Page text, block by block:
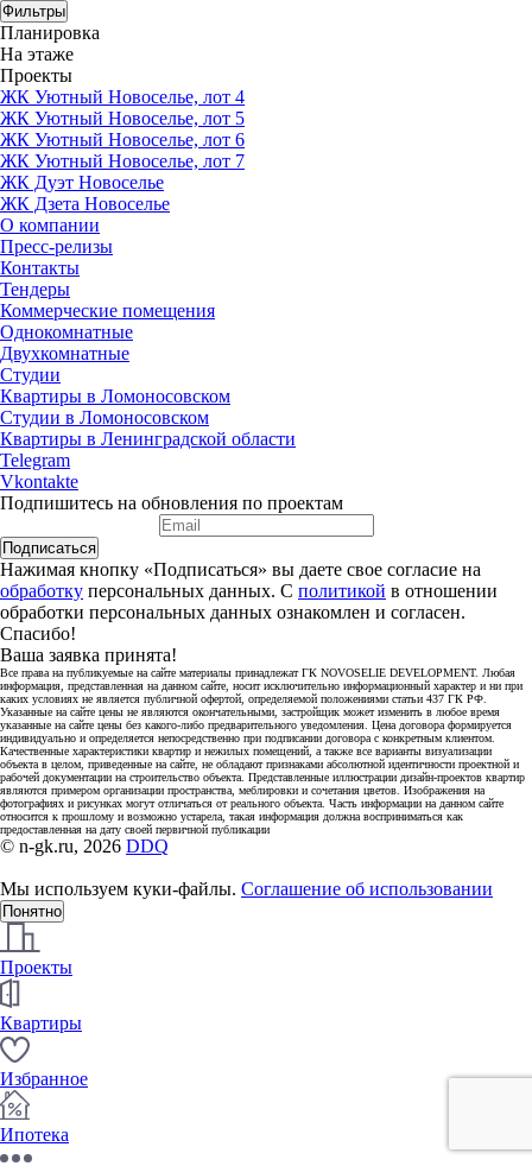
Фильтры
Планировка
На этаже
Проекты
ЖК Уютный Новоселье, лот 4
ЖК Уютный Новоселье, лот 5
ЖК Уютный Новоселье, лот 6
ЖК Уютный Новоселье, лот 7
ЖК Дуэт Новоселье
ЖК Дзета Новоселье
О компании
Пресс-релизы
Контакты
Тендеры
Коммерческие помещения
Однокомнатные
Двухкомнатные
Студии
Квартиры в Ломоносовском
Студии в Ломоносовском
Квартиры в Ленинградской области
Telegram
Vkontakte
Подпишитесь на обновления по проектам
Подписаться
Нажимая кнопку «Подписаться» вы даете свое согласие на
обработку персональных данных. С политикой в отношении
обработки персональных данных ознакомлен и согласен.
Спасибо!
Ваша заявка принята!
Все права на публикуемые на сайте материалы принадлежат ГК NOVOSELIE DEVELOPMENT. Любая
информация, представленная на данном сайте, носит исключительно информационный характер и ни при
каких условиях не является публичной офертой, определяемой положениями статьи 437 ГК РФ.
Указанные на сайте цены не являются окончательными, застройщик может изменить в любое время
указанные на сайте цены без какого-либо предварительного уведомления. Цена договора формируется
индивидуально и определяется непосредственно при подписании договора с конкретным клиентом.
Качественные характеристики квартир и нежилых помещений, а также все варианты визуализации
объекта в целом, приведенные на сайте, не обладают признаками абсолютной идентичности проектной и
рабочей документации на строительство объекта. Представленные иллюстрации дизайн-проектов квартир
являются примером организации пространства, меблировки и сочетания цветов. Изображения на
фотографиях и рисунках могут отличаться от реального объекта. Часть информации на данном сайте
относится к прошлому и возможно устарела, такая информация должна восприниматься как
предоставленная на дату своей первичной публикации
© n-gk.ru, 2026 DDQ
Мы используем куки-файлы. Соглашение об использовании
Понятно
Проекты
Квартиры
Избранное
Ипотека